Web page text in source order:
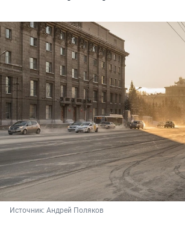
Источник: Андрей Поляков